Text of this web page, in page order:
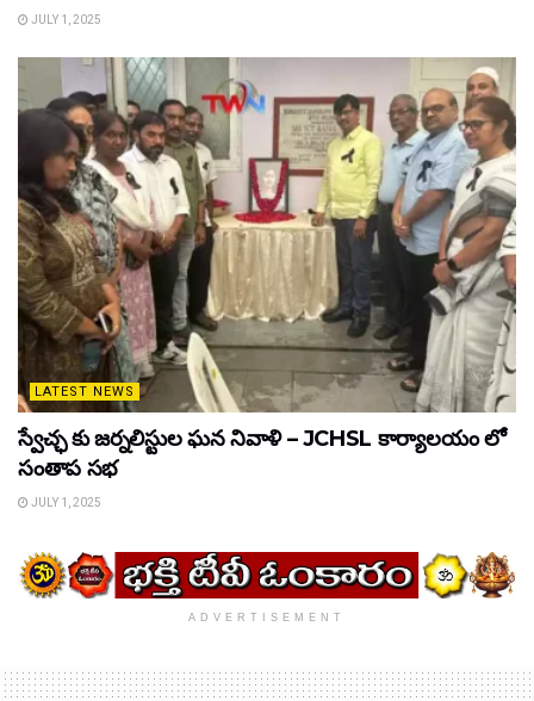
JULY 1, 2025
LATEST NEWS
స్వేచ్ఛ కు జర్నలిస్టుల ఘన నివాళి – JCHSL కార్యాలయం లో
సంతాప సభ
JULY 1, 2025
ADVERTISEMENT